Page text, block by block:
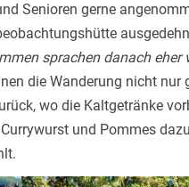
Senioren gerne
sprachen danach eher
die Wanderung nicht
wo die Kaltgetränke
und Pommes